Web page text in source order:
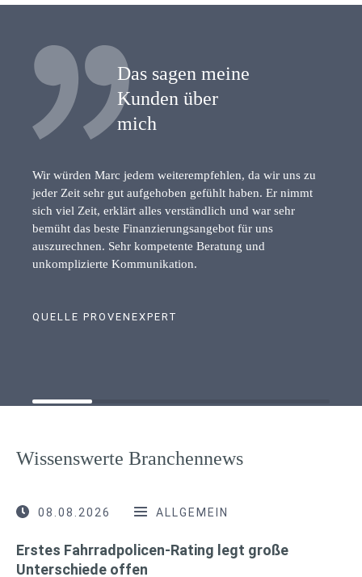
Das sagen meine
Kunden über
mich
Wir würden Marc jedem weiterempfehlen, da wir uns zu
jeder Zeit sehr gut aufgehoben gefühlt haben. Er nimmt
sich viel Zeit, erklärt alles verständlich und war sehr
bemüht das beste Finanzierungsangebot für uns
auszurechnen. Sehr kompetente Beratung und
unkomplizierte Kommunikation.
QUELLE PROVENEXPERT
Wissenswerte Branchennews
08.08.2026 ALLGEMEIN
Erstes Fahrradpolicen-Rating legt große
Unterschiede offen